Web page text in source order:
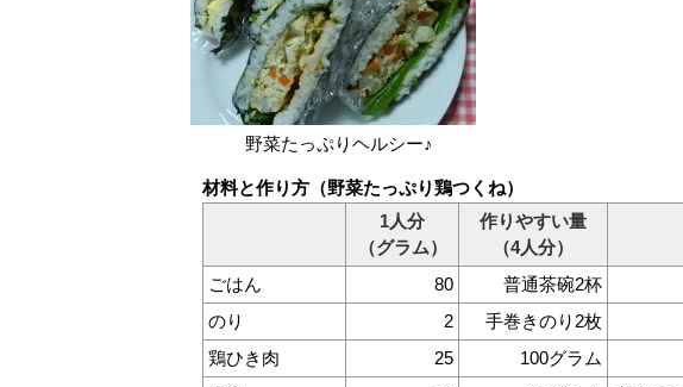
野菜たっぷりヘルシー♪
材料と作り方（野菜たっぷり鶏つくね）
1人分
（グラム）
作りやすい量
（4人分）
ごはん 80
普通茶碗2杯
のり
2
手巻きのり2枚
鶏ひき肉
25
100グラム